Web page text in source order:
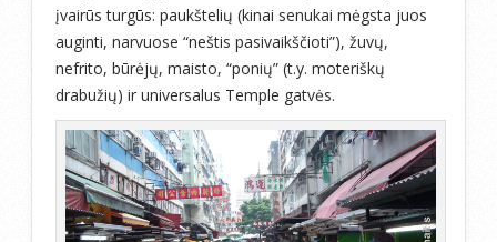
įvairūs turgūs: paukštelių (kinai senukai mėgsta juos
auginti, narvuose “neštis pasivaikščioti”), žuvų,
nefrito, būrėjų, maisto, “ponių” (t.y. moteriškų
drabužių) ir universalus Temple gatvės.